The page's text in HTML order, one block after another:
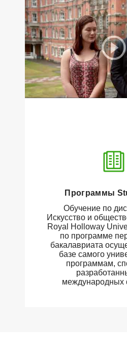
Программы
Обучение по
Искусство и
Royal Holloway
по программе
бакалавриата
базе самого
программам,
международных